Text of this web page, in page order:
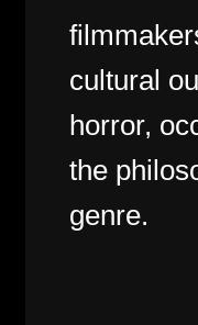
cultural
horror,
the
genre.